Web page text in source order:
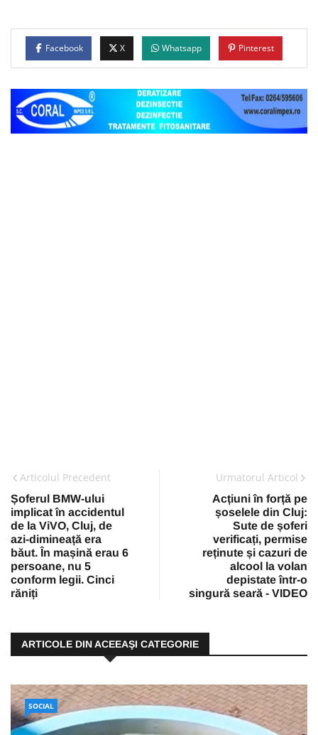
Facebook X Whatsapp Pinterest
Articolul Precedent
Șoferul BMW-ului
implicat în accidentul
de la ViVO, Cluj, de
azi-dimineață era
băut. În mașină erau 6
persoane, nu 5
conform legii. Cinci
răniți
Urmatorul Articol
Acțiuni în forță pe
șoselele din Cluj:
Sute de șoferi
verificați, permise
reținute și cazuri de
alcool la volan
depistate într-o
singură seară - VIDEO
ARTICOLE DIN ACEEAŞI CATEGORIE
SOCIAL